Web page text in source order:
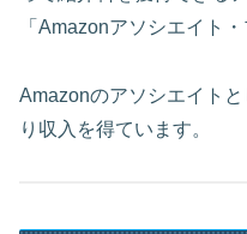
「Amazonアソシエイト
Amazonのアソシエイト
り収入を得ています。